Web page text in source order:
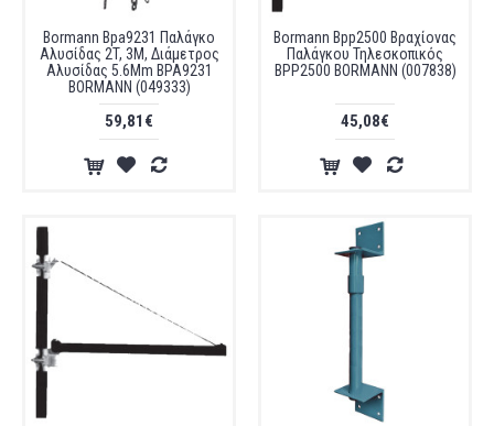
Bormann Bpa9231 Παλάγκο
Αλυσίδας 2T, 3M, Διάμετρος
Αλυσίδας 5.6Mm BPA9231
BORMANN (049333)
59,81€
Bormann Bpp2500 Βραχίονας
Παλάγκου Τηλεσκοπικός
BPP2500 BORMANN (007838)
45,08€